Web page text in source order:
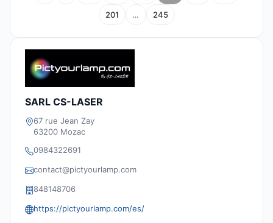
201 … 245
SARL CS-LASER
67 rue Jean Zay
63200 Mozac
0984322691
contact@pictyourlamp.com
848148706
https://pictyourlamp.com/es/